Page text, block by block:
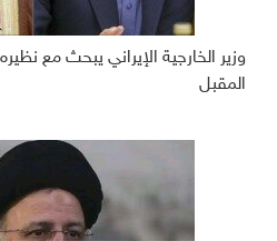
وزير الخارجية الإيراني يبحث مع
المقبل